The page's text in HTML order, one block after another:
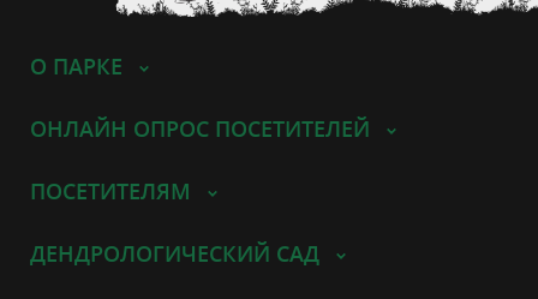
О ПАРКЕ
ОНЛАЙН ОПРОС ПОСЕТИТЕЛЕЙ
ПОСЕТИТЕЛЯМ
ДЕНДРОЛОГИЧЕСКИЙ САД